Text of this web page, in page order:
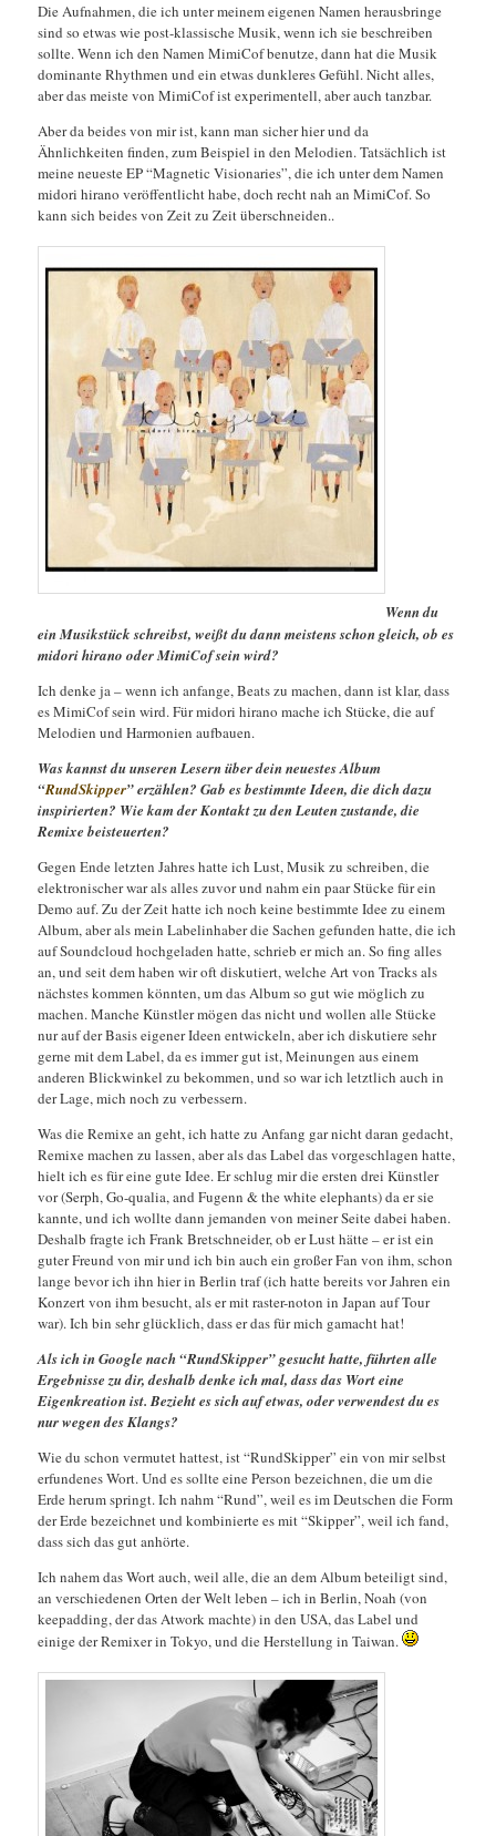
Die Aufnahmen, die ich unter meinem eigenen Namen herausbringe
sind so etwas wie post-klassische Musik, wenn ich sie beschreiben
sollte. Wenn ich den Namen MimiCof benutze, dann hat die Musik
dominante Rhythmen und ein etwas dunkleres Gefühl. Nicht alles,
aber das meiste von MimiCof ist experimentell, aber auch tanzbar.
Aber da beides von mir ist, kann man sicher hier und da
Ähnlichkeiten finden, zum Beispiel in den Melodien. Tatsächlich ist
meine neueste EP “Magnetic Visionaries”, die ich unter dem Namen
midori hirano veröffentlicht habe, doch recht nah an MimiCof. So
kann sich beides von Zeit zu Zeit überschneiden..
Wenn du
ein Musikstück schreibst, weißt du dann meistens schon gleich, ob es
midori hirano oder MimiCof sein wird?
Ich denke ja – wenn ich anfange, Beats zu machen, dann ist klar, dass
es MimiCof sein wird. Für midori hirano mache ich Stücke, die auf
Melodien und Harmonien aufbauen.
Was kannst du unseren Lesern über dein neuestes Album
“RundSkipper” erzählen? Gab es bestimmte Ideen, die dich dazu
inspirierten? Wie kam der Kontakt zu den Leuten zustande, die
Remixe beisteuerten?
Gegen Ende letzten Jahres hatte ich Lust, Musik zu schreiben, die
elektronischer war als alles zuvor und nahm ein paar Stücke für ein
Demo auf. Zu der Zeit hatte ich noch keine bestimmte Idee zu einem
Album, aber als mein Labelinhaber die Sachen gefunden hatte, die ich
auf Soundcloud hochgeladen hatte, schrieb er mich an. So fing alles
an, und seit dem haben wir oft diskutiert, welche Art von Tracks als
nächstes kommen könnten, um das Album so gut wie möglich zu
machen. Manche Künstler mögen das nicht und wollen alle Stücke
nur auf der Basis eigener Ideen entwickeln, aber ich diskutiere sehr
gerne mit dem Label, da es immer gut ist, Meinungen aus einem
anderen Blickwinkel zu bekommen, und so war ich letztlich auch in
der Lage, mich noch zu verbessern.
Was die Remixe an geht, ich hatte zu Anfang gar nicht daran gedacht,
Remixe machen zu lassen, aber als das Label das vorgeschlagen hatte,
hielt ich es für eine gute Idee. Er schlug mir die ersten drei Künstler
vor (Serph, Go-qualia, and Fugenn & the white elephants) da er sie
kannte, und ich wollte dann jemanden von meiner Seite dabei haben.
Deshalb fragte ich Frank Bretschneider, ob er Lust hätte – er ist ein
guter Freund von mir und ich bin auch ein großer Fan von ihm, schon
lange bevor ich ihn hier in Berlin traf (ich hatte bereits vor Jahren ein
Konzert von ihm besucht, als er mit raster-noton in Japan auf Tour
war). Ich bin sehr glücklich, dass er das für mich gamacht hat!
Als ich in Google nach “RundSkipper” gesucht hatte, führten alle
Ergebnisse zu dir, deshalb denke ich mal, dass das Wort eine
Eigenkreation ist. Bezieht es sich auf etwas, oder verwendest du es
nur wegen des Klangs?
Wie du schon vermutet hattest, ist “RundSkipper” ein von mir selbst
erfundenes Wort. Und es sollte eine Person bezeichnen, die um die
Erde herum springt. Ich nahm “Rund”, weil es im Deutschen die Form
der Erde bezeichnet und kombinierte es mit “Skipper”, weil ich fand,
dass sich das gut anhörte.
Ich nahem das Wort auch, weil alle, die an dem Album beteiligt sind,
an verschiedenen Orten der Welt leben – ich in Berlin, Noah (von
keepadding, der das Atwork machte) in den USA, das Label und
einige der Remixer in Tokyo, und die Herstellung in Taiwan.